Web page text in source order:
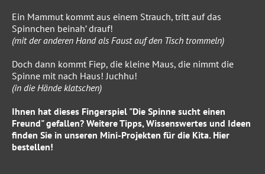
Ein Mammut kommt aus einem Strauch, tritt auf das
Spinnchen beinah’ drauf!
(mit der anderen Hand als Faust auf den Tisch trommeln)
Doch dann kommt Fiep, die kleine Maus, die nimmt die
Spinne mit nach Haus! Juchhu!
(in die Hände klatschen)
Ihnen hat dieses Fingerspiel "Die Spinne sucht einen
Freund" gefallen? Weitere Tipps, Wissenswertes und Ideen
finden Sie in unseren Mini-Projekten für die Kita. Hier
bestellen!